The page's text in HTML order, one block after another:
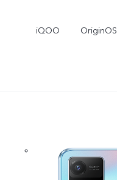
OriginOS
iQOO